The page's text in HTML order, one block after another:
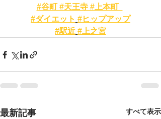
#谷町 #天王寺 #上本町
#ダイエット #ヒップアップ
#駅近 #上之宮
最新記事 すべて表示